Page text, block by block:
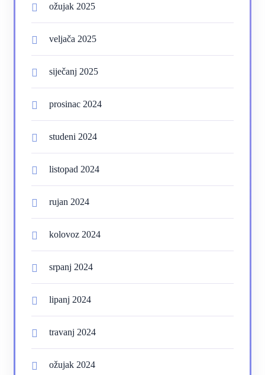
ožujak 2025
veljača 2025
siječanj 2025
prosinac 2024
studeni 2024
listopad 2024
rujan 2024
kolovoz 2024
srpanj 2024
lipanj 2024
travanj 2024
ožujak 2024